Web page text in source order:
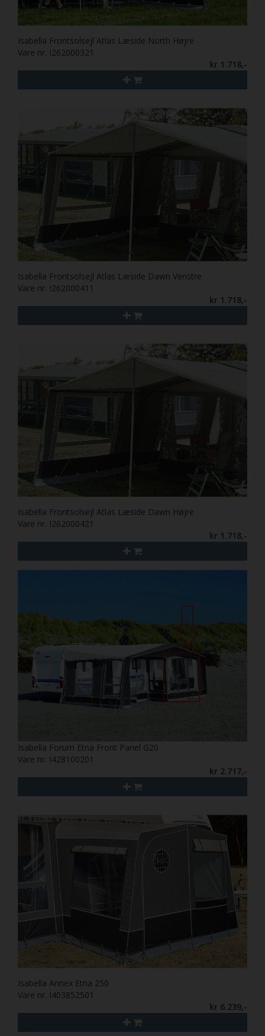
Isabella Frontsolsejl Atlas Læside North Højre
Vare nr. I262000321
kr 1.718,-
Isabella Frontsolsejl Atlas Læside Dawn Venstre
Vare nr. I262000411
kr 1.718,-
Isabella Frontsolsejl Atlas Læside Dawn Højre
Vare nr. I262000421
kr 1.718,-
Isabella Forum Etna Front Panel G20
Vare nr. I428100201
kr 2.717,-
Isabella Annex Etna 250
Vare nr. I403852501
kr 6.239,-